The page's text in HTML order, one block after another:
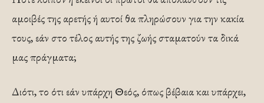
αμοιβές της αρετής ή αυτοί θα πληρώσουν για την κακία
τους, εάν στο τέλος αυτής της ζωής σταματούν τα δικά
μας πράγματα;
Διότι, το ότι εάν υπάρχη Θεός, όπως βέβαια και υπάρχει,